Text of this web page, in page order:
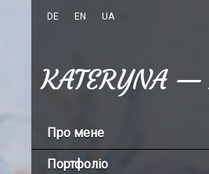
DE EN UA
KATERYNA —
Про мене
Портфоліо